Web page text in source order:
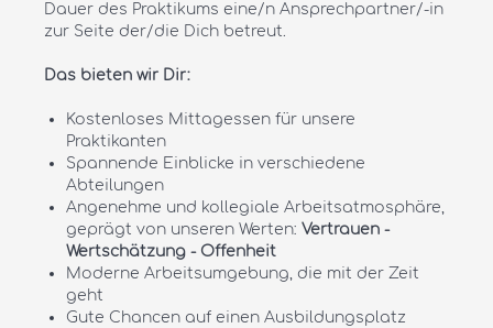
Dauer des Praktikums eine/n Ansprechpartner/-in
zur Seite der/die Dich betreut.
Das bieten wir Dir:
Kostenloses Mittagessen für unsere
Praktikanten
Spannende Einblicke in verschiedene
Abteilungen
Angenehme und kollegiale Arbeitsatmosphäre,
geprägt von unseren Werten: Vertrauen -
Wertschätzung - Offenheit
Moderne Arbeitsumgebung, die mit der Zeit
geht
Gute Chancen auf einen Ausbildungsplatz